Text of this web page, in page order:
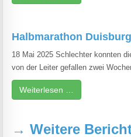
Halbmarathon Duisburg
18 Mai 2025 Schlechter konnten
von der Leiter gefallen zwei
Weiterlesen …
→ Weitere